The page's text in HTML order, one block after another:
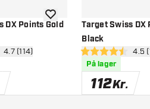
DX Points Gold
anmeldelsespanel
4.7 (114)
tilføje til ønskeliste
Target Swiss DX
Black
åbn
4.5 4.5
På lager
112Kr.